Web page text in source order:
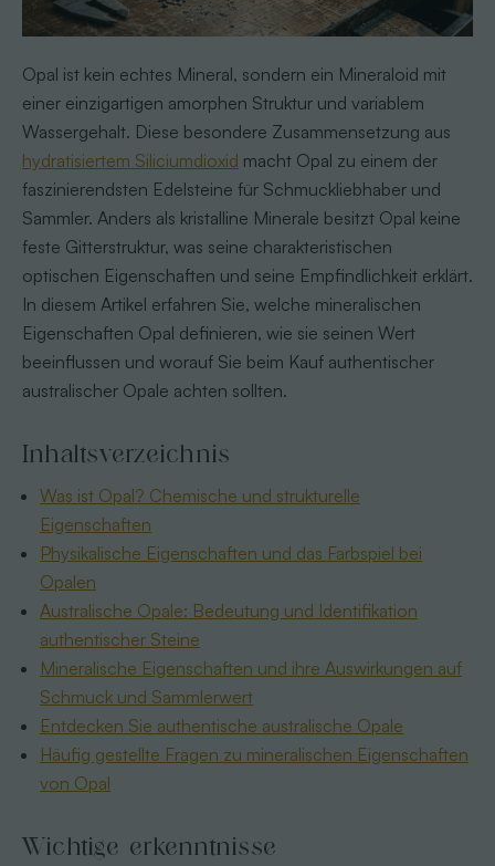
Opal ist kein echtes Mineral, sondern ein Mineraloid mit
einer einzigartigen amorphen Struktur und variablem
Wassergehalt. Diese besondere Zusammensetzung aus
hydratisiertem Siliciumdioxid macht Opal zu einem der
faszinierendsten Edelsteine für Schmuckliebhaber und
Sammler. Anders als kristalline Minerale besitzt Opal keine
feste Gitterstruktur, was seine charakteristischen
optischen Eigenschaften und seine Empfindlichkeit erklärt.
In diesem Artikel erfahren Sie, welche mineralischen
Eigenschaften Opal definieren, wie sie seinen Wert
beeinflussen und worauf Sie beim Kauf authentischer
australischer Opale achten sollten.
Inhaltsverzeichnis
Was ist Opal? Chemische und strukturelle
Eigenschaften
Physikalische Eigenschaften und das Farbspiel bei
Opalen
Australische Opale: Bedeutung und Identifikation
authentischer Steine
Mineralische Eigenschaften und ihre Auswirkungen auf
Schmuck und Sammlerwert
Entdecken Sie authentische australische Opale
Häufig gestellte Fragen zu mineralischen Eigenschaften
von Opal
Wichtige erkenntnisse